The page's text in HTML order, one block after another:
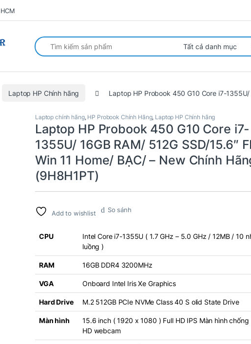
Search for:
Laptop HP Chính hãng Laptop HP Probook 450 G10 Core i7-1355U/
Laptop chính hãng, HP Probook Chính Hãng, Laptop HP Chính hãng
Laptop HP Probook 450 G10 Core i7-
1355U/ 16GB RAM/ 512G SSD/15.6″
Win 11 Home/ BẠC/ – New Chính
(9H8H1PT)
Add to wishlist So sánh
CPU
Intel Core i7-1355U ( 1.7 GHz – 5.0 GHz / 12MB / 10
luồng )
RAM 16GB DDR4 3200MHz
VGA Onboard Intel Iris Xe Graphics
Hard Drive M.2 512GB PCIe NVMe Class 40 S olid State Drive
Màn hình
15.6 inch ( 1920 x 1080 ) Full HD IPS Màn hình chống
HD webcam